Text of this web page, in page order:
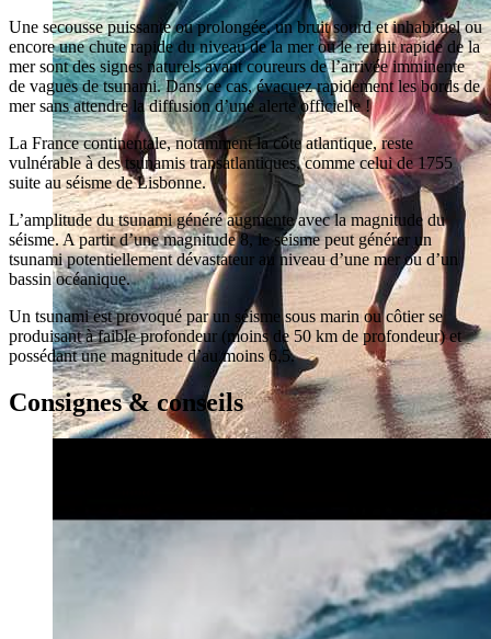
Une secousse puissante ou prolongée, un bruit sourd et inhabituel ou
encore une chute rapide du niveau de la mer ou le retrait rapide de la
mer sont des signes naturels avant coureurs de l’arrivée imminente
de vagues de tsunami. Dans ce cas, évacuez rapidement les bords de
mer sans attendre la diffusion d’une alerte officielle !
La France continentale, notamment la côte atlantique, reste
vulnérable à des tsunamis transatlantiques, comme celui de 1755
suite au séisme de Lisbonne.
L’amplitude du tsunami généré augmente avec la magnitude du
séisme. A partir d’une magnitude 8, le séisme peut générer un
tsunami potentiellement dévastateur au niveau d’une mer ou d’un
bassin océanique.
Un tsunami est provoqué par un séisme sous marin ou côtier se
produisant à faible profondeur (moins de 50 km de profondeur) et
possédant une magnitude d’au moins 6,5.
Consignes & conseils